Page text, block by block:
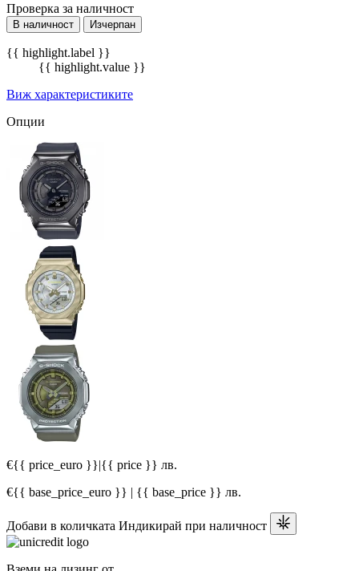
Проверка за наличност
В наличност Изчерпан
{{ highlight.label }}
{{ highlight.value }}
Виж характеристиките
Опции
€{{ price_euro }}|{{ price }} лв.
€{{ base_price_euro }} | {{ base_price }} лв.
Добави в количката Индикирай при наличност